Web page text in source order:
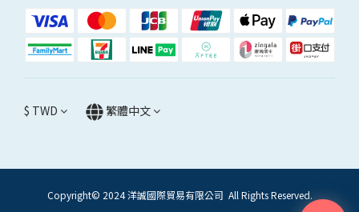
$ TWD 繁體中文
Copyright© 2024 洋誠國際貿易有限公司 All Rights Reserved.